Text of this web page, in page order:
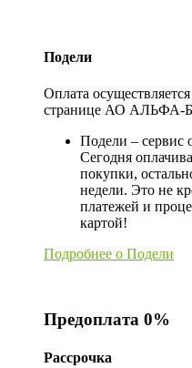
Подели
Оплата
странице АО
Подели – сервис
Сегодня
покупки,
недели. Это не
платежей и
картой!
Подробнее о Подели
Предоплата 0%
Рассрочка